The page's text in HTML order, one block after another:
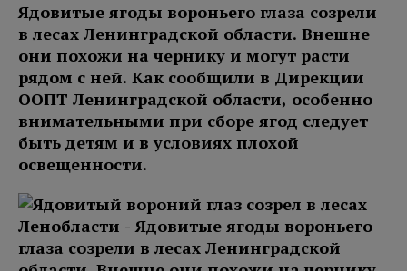
Ядовитые ягоды вороньего глаза созрели
в лесах Ленинградской области. Внешне
они похожи на чернику и могут расти
рядом с ней. Как сообщили в Дирекции
ООПТ Ленинградской области, особенно
внимательными при сборе ягод следует
быть детям и в условиях плохой
освещенности.